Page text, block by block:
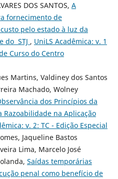
DOS SANTOS, A
fornecimento de
pelo estado à luz da
do STJ , UniLS Acadêmica: v. 1
Curso do Centro
Martins, Valdiney dos Santos
Machado, Wolney
dos Princípios da
Razoabilidade na Aplicação
v. 2: TC - Edição Especial
Jaqueline Bastos
Lima, Marcelo José
Saídas temporárias
penal como benefício de